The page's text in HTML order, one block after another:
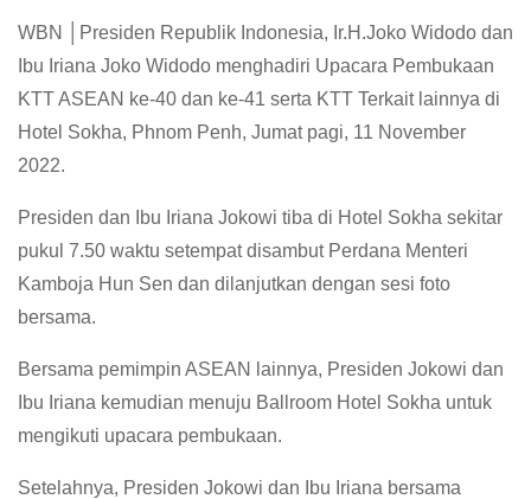
WBN │Presiden Republik Indonesia, Ir.H.Joko Widodo dan
Ibu Iriana Joko Widodo menghadiri Upacara Pembukaan
KTT ASEAN ke-40 dan ke-41 serta KTT Terkait lainnya di
Hotel Sokha, Phnom Penh, Jumat pagi, 11 November
2022.
Presiden dan Ibu Iriana Jokowi tiba di Hotel Sokha sekitar
pukul 7.50 waktu setempat disambut Perdana Menteri
Kamboja Hun Sen dan dilanjutkan dengan sesi foto
bersama.
Bersama pemimpin ASEAN lainnya, Presiden Jokowi dan
Ibu Iriana kemudian menuju Ballroom Hotel Sokha untuk
mengikuti upacara pembukaan.
Setelahnya, Presiden Jokowi dan Ibu Iriana bersama